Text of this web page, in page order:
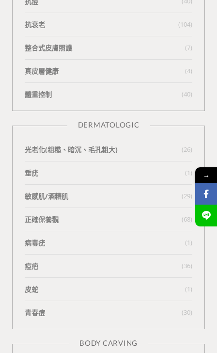
抗衰老 (104)
整合式皮膚照護 (7)
真皮層健康 (4)
體重控制 (40)
DERMATOLOGIC
光老化(粗糙、暗沉、毛孔粗大) (26)
垂疣 (1)
敏感肌/酒糟肌 (29)
正確保養觀 (68)
病毒疣 (1)
痘疤 (36)
皮蛇 (1)
青春痘 (30)
BODY CARVING
→